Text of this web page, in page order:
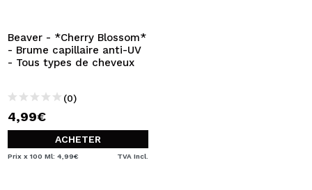
Beaver - *Cherry Blossom*
- Brume capillaire anti-UV
- Tous types de cheveux
(0)
4,99€
ACHETER
Prix x 100 Ml: 4,99€ TVA Incl.